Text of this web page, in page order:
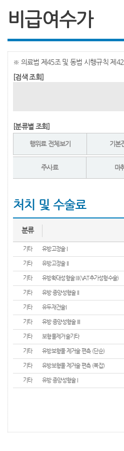
비급여수가
※ 의료법 제45조 및 동법 시행규칙 제
[검색 조회]
[분류별 조회]
행위료 전체보기 기본
주사료 마
처치 및 수술료
분류
기타 유방고정술 I
기타 유방고정술 II
기타 유방확대성형술 III(VAT추가성형수술)
기타 유방 종양성형술 II
기타 유두재건술I
기타 유방 종양성형술 III
기타 보형물제거술기타
기타 유방보형물 제거술 편측 (단순)
기타 유방보형물 제거술 편측 (복잡)
기타 유방 종양성형술 I